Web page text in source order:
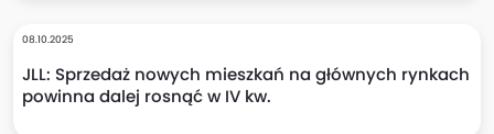
08.10.2025
JLL: Sprzedaż nowych mieszkań na głównych rynkach
powinna dalej rosnąć w IV kw.